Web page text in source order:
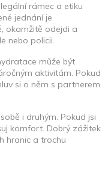
rámec a etiku
jednání je
okamžitě odejdi a
nebo policii.
může být
aktivitám. Pokud
si o něm s partnerem
i druhým. Pokud jsi
komfort. Dobrý zážitek
hranic a trochu